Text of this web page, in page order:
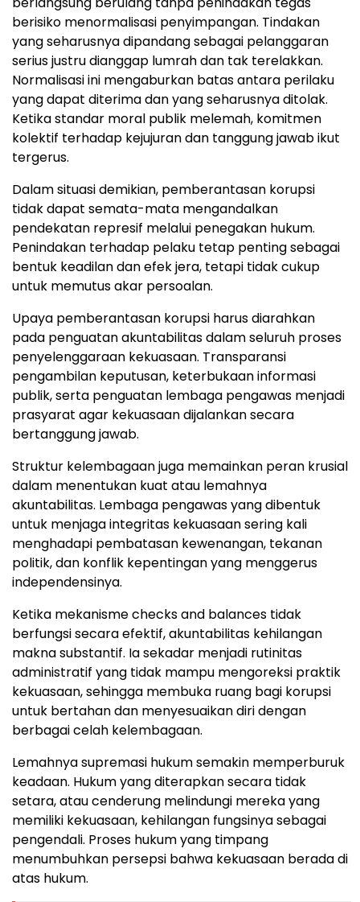
berisiko menormalisasi penyimpangan. Tindakan
yang seharusnya dipandang sebagai pelanggaran
serius justru dianggap lumrah dan tak terelakkan.
Normalisasi ini mengaburkan batas antara perilaku
yang dapat diterima dan yang seharusnya ditolak.
Ketika standar moral publik melemah, komitmen
kolektif terhadap kejujuran dan tanggung jawab ikut
tergerus.
Dalam situasi demikian, pemberantasan korupsi
tidak dapat semata-mata mengandalkan
pendekatan represif melalui penegakan hukum.
Penindakan terhadap pelaku tetap penting sebagai
bentuk keadilan dan efek jera, tetapi tidak cukup
untuk memutus akar persoalan.
Upaya pemberantasan korupsi harus diarahkan
pada penguatan akuntabilitas dalam seluruh proses
penyelenggaraan kekuasaan. Transparansi
pengambilan keputusan, keterbukaan informasi
publik, serta penguatan lembaga pengawas menjadi
prasyarat agar kekuasaan dijalankan secara
bertanggung jawab.
Struktur kelembagaan juga memainkan peran krusial
dalam menentukan kuat atau lemahnya
akuntabilitas. Lembaga pengawas yang dibentuk
untuk menjaga integritas kekuasaan sering kali
menghadapi pembatasan kewenangan, tekanan
politik, dan konflik kepentingan yang menggerus
independensinya.
Ketika mekanisme checks and balances tidak
berfungsi secara efektif, akuntabilitas kehilangan
makna substantif. Ia sekadar menjadi rutinitas
administratif yang tidak mampu mengoreksi praktik
kekuasaan, sehingga membuka ruang bagi korupsi
untuk bertahan dan menyesuaikan diri dengan
berbagai celah kelembagaan.
Lemahnya supremasi hukum semakin memperburuk
keadaan. Hukum yang diterapkan secara tidak
setara, atau cenderung melindungi mereka yang
memiliki kekuasaan, kehilangan fungsinya sebagai
pengendali. Proses hukum yang timpang
menumbuhkan persepsi bahwa kekuasaan berada di
atas hukum.